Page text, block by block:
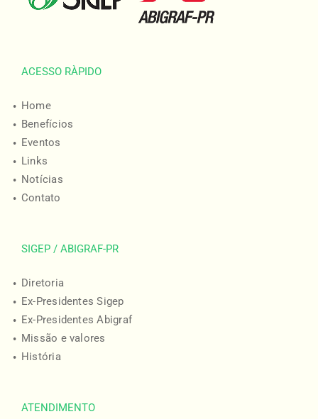
ACESSO RÀPIDO
Home
Benefícios
Eventos
Links
Notícias
Contato
SIGEP / ABIGRAF-PR
Diretoria
Ex-Presidentes Sigep
Ex-Presidentes Abigraf
Missão e valores
História
ATENDIMENTO